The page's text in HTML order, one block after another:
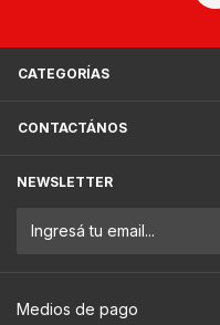
CATEGORÍAS
CONTACTÁNOS
NEWSLETTER
Medios de pago